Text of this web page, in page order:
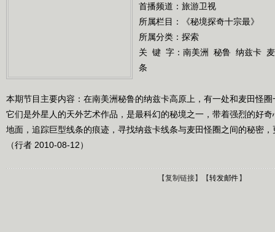
首播频道： 旅游卫视
所属栏目：
《秘境探奇十宗最》
所属分类：探索
关 键 字： 南美洲 秘鲁 纳兹卡
条
本期节目主要内容：在南美洲秘鲁的纳兹卡高原上，有一处和麦田怪
它们是外星人的天外艺术作品，是最科幻的秘境之一，带着强烈的好
地面，追踪巨型线条的痕迹，寻找纳兹卡线条与麦田怪圈之间的秘密
（行者 2010-08-12）
【复制链接】【转发邮件】